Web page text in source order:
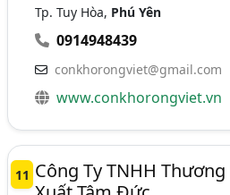
Tp. Tuy Hòa, Phú Yên
0914948439
conkhorongviet@gmail.com
www.conkhorongviet.vn
11 Công Ty TNHH